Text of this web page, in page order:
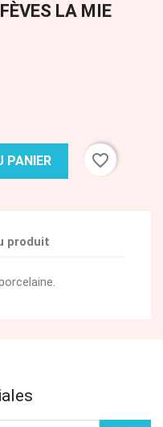
LA MIE
PANIER favorite_border
produit